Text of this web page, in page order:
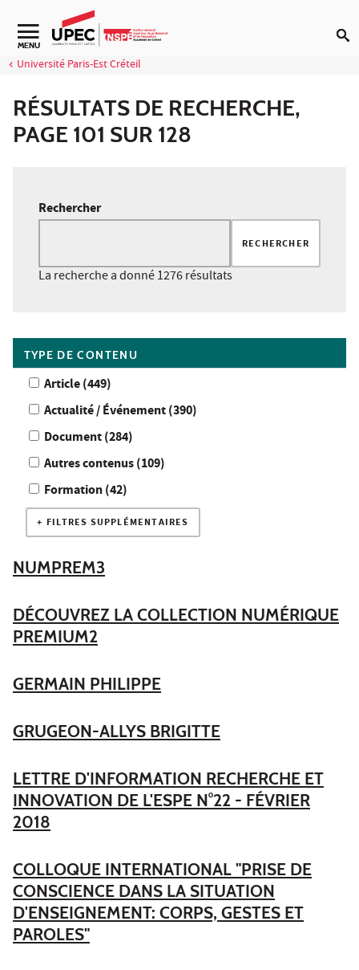
Aller au contenu
MENU
Université Paris-Est Créteil
RÉSULTATS DE RECHERCHE,
PAGE 101 SUR 128
Rechercher
RECHERCHER
La recherche a donné 1276 résultats
TYPE DE CONTENU
Article (449résultats
)
Actualité / Événement (390résultats
)
Document (284résultats
)
Autres contenus (109résultats
)
Formation (42résultats
)
FILTRES SUPPLÉMENTAIRES
NUMPREM3
DÉCOUVREZ LA COLLECTION NUMÉRIQUE
PREMIUM2
GERMAIN PHILIPPE
GRUGEON-ALLYS BRIGITTE
LETTRE D'INFORMATION RECHERCHE ET
INNOVATION DE L'ESPE N°22 - FÉVRIER
2018
COLLOQUE INTERNATIONAL "PRISE DE
CONSCIENCE DANS LA SITUATION
D'ENSEIGNEMENT: CORPS, GESTES ET
PAROLES"